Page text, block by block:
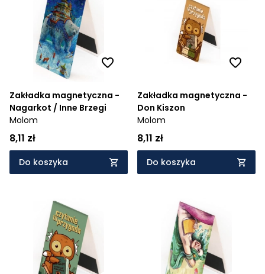
Zakładka magnetyczna -
Nagarkot / Inne Brzegi
Molom
8,11 zł
Do koszyka
Zakładka magnetyczna -
Don Kiszon
Molom
8,11 zł
Do koszyka